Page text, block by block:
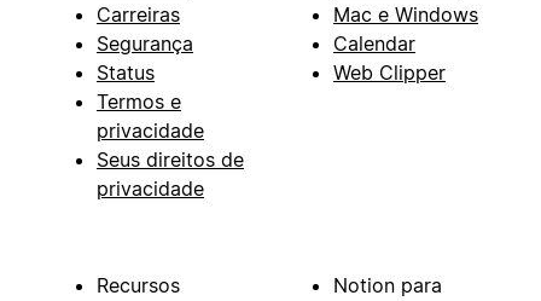
Carreiras
Segurança
Status
Termos e
privacidade
Seus direitos de
privacidade
Mac e Windows
Calendar
Web Clipper
Recursos
Notion para